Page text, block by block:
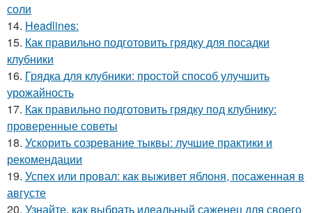
соли
14. Headlines:
15. Как правильно подготовить грядку для посадки
клубники
16. Грядка для клубники: простой способ улучшить
урожайность
17. Как правильно подготовить грядку под клубнику:
проверенные советы
18. Ускорить созревание тыквы: лучшие практики и
рекомендации
19. Успех или провал: как выживет яблоня, посаженная в
августе
20. Узнайте, как выбрать идеальный саженец для своего